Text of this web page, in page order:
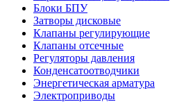
Блоки БПУ
Затворы дисковые
Клапаны регулирующие
Клапаны отсечные
Регуляторы давления
Конденсатоотводчики
Энергетическая арматура
Электроприводы